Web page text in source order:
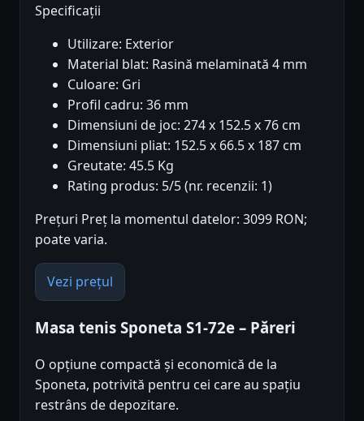
Specificații
Utilizare: Exterior
Material blat: Rasină melaminată 4 mm
Culoare: Gri
Profil cadru: 36 mm
Dimensiuni de joc: 274 x 152.5 x 76 cm
Dimensiuni pliat: 152.5 x 66.5 x 187 cm
Greutate: 45.5 Kg
Rating produs: 5/5 (nr. recenzii: 1)
Prețuri Preț la momentul datelor: 3099 RON;
poate varia.
Vezi prețul
Masa tenis Sponeta S1-72e – Păreri
O opțiune compactă și economică de la
Sponeta, potrivită pentru cei care au spațiu
restrâns de depozitare.